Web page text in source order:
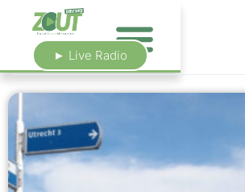
► Live Radio